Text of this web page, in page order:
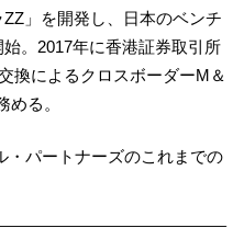
」を開発し、日本のベンチ
。2017年に香港証券取引所
換によるクロスボーダーM＆
る。
・パートナーズのこれまでの